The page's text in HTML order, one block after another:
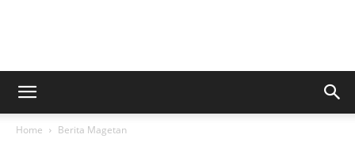
Kabar
Home Berita Magetan